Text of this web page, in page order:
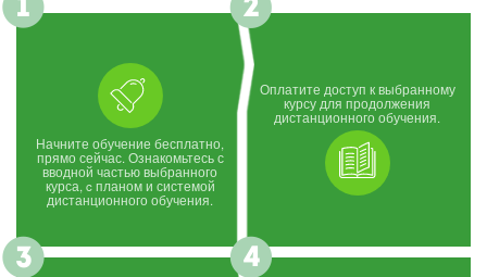
Начните обучение бесплатно,
прямо сейчас. Ознакомьтесь с
вводной частью выбранного
курса, c планом и системой
дистанционного обучения.
Оплатите доступ к выбранному
курсу для продолжения
дистанционного обучения.